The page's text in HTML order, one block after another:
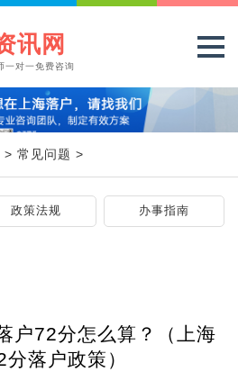
讯网
一对一免费咨询
> 常见问题 >
政策法规 办事指南
户72分怎么算？（上海
落户政策）